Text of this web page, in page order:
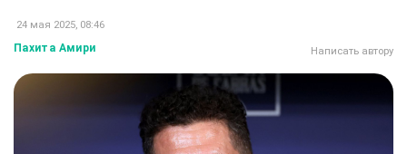
24 мая 2025, 08:46
Пахита Амири Написать автору